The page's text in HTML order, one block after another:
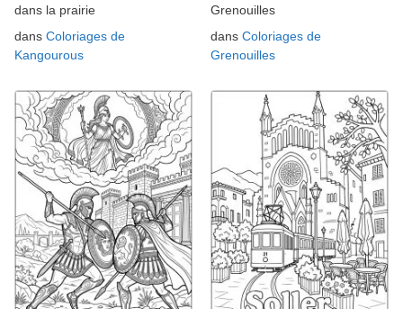
dans la prairie
dans Coloriages de
Kangourous
Grenouilles
dans Coloriages de
Grenouilles